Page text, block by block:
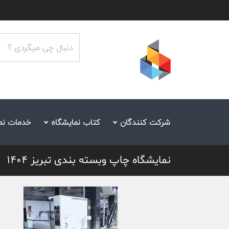
شرکت کنندگان کتاب نمایشگاه خدمات
نمایشگاه چاپ وبسته بندی تبریز 1404